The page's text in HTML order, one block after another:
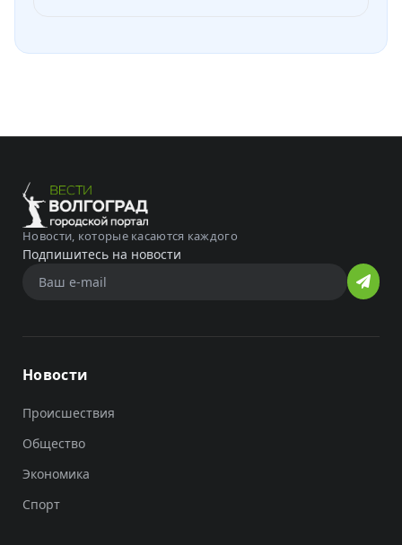
Новости, которые касаются каждого
Подпишитесь на новости
Новости
Происшествия
Общество
Экономика
Спорт